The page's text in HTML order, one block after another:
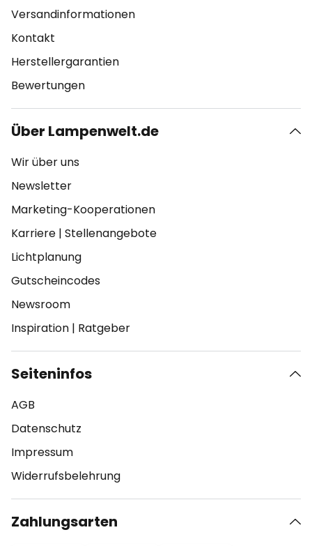
Versandinformationen
Kontakt
Herstellergarantien
Bewertungen
Über Lampenwelt.de
Wir über uns
Newsletter
Marketing-Kooperationen
Karriere | Stellenangebote
Lichtplanung
Gutscheincodes
Newsroom
Inspiration | Ratgeber
Seiteninfos
AGB
Datenschutz
Impressum
Widerrufsbelehrung
Zahlungsarten